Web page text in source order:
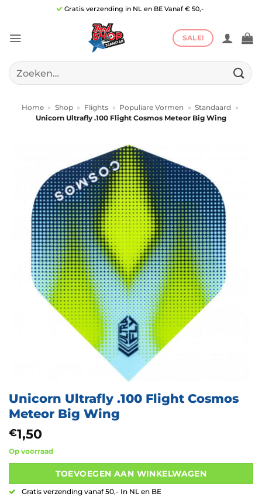
inhoud
Gratis verzending in NL en BE Vanaf € 50,-
SALE!
Zoeken
naar:
Home » Shop » Flights » Populiare Vormen » Standaard
»
Unicorn Ultrafly .100 Flight Cosmos Meteor Big Wing
Unicorn Ultrafly .100 Flight Cosmos
Meteor Big Wing
€1,50
Op voorraad
TOEVOEGEN AAN WINKELWAGEN
Gratis verzending vanaf 50,- In NL en BE